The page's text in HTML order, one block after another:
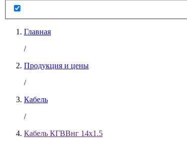
Главная
/
Продукция и цены
/
Кабель
/
Кабель КГВВнг 14х1.5